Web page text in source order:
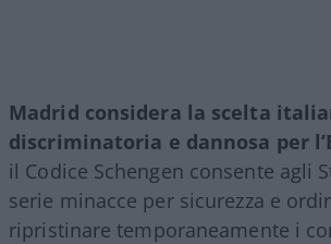
Madrid considera la scelta
discriminatoria e dannosa per
il Codice Schengen consente agli
serie minacce per sicurezza e
ripristinare temporaneamente i